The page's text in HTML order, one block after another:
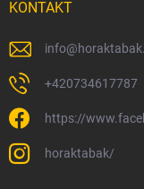
KONTAKT
info@
+420734617787
https://
horaktabak/